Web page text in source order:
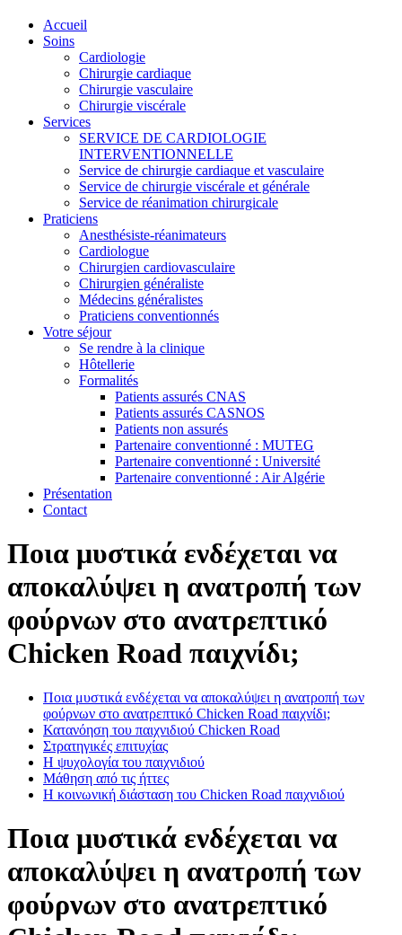
Accueil
Soins
Cardiologie
Chirurgie cardiaque
Chirurgie vasculaire
Chirurgie viscérale
Services
SERVICE DE CARDIOLOGIE
INTERVENTIONNELLE
Service de chirurgie cardiaque et vasculaire
Service de chirurgie viscérale et générale
Service de réanimation chirurgicale
Praticiens
Anesthésiste-réanimateurs
Cardiologue
Chirurgien cardiovasculaire
Chirurgien généraliste
Médecins généralistes
Praticiens conventionnés
Votre séjour
Se rendre à la clinique
Hôtellerie
Formalités
Patients assurés CNAS
Patients assurés CASNOS
Patients non assurés
Partenaire conventionné : MUTEG
Partenaire conventionné : Université
Partenaire conventionné : Air Algérie
Présentation
Contact
Ποια μυστικά ενδέχεται να
αποκαλύψει η ανατροπή των
φούρνων στο ανατρεπτικό
Chicken Road παιχνίδι;
Ποια μυστικά ενδέχεται να αποκαλύψει η ανατροπή των
φούρνων στο ανατρεπτικό Chicken Road παιχνίδι;
Κατανόηση του παιχνιδιού Chicken Road
Στρατηγικές επιτυχίας
Η ψυχολογία του παιχνιδιού
Μάθηση από τις ήττες
Η κοινωνική διάσταση του Chicken Road παιχνιδιού
Ποια μυστικά ενδέχεται να
αποκαλύψει η ανατροπή των
φούρνων στο ανατρεπτικό